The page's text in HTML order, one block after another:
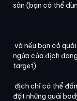
sân (bạn có thể
và nếu bạn có
ngửa của địch
target)
địch chỉ có thể
đặt những quái